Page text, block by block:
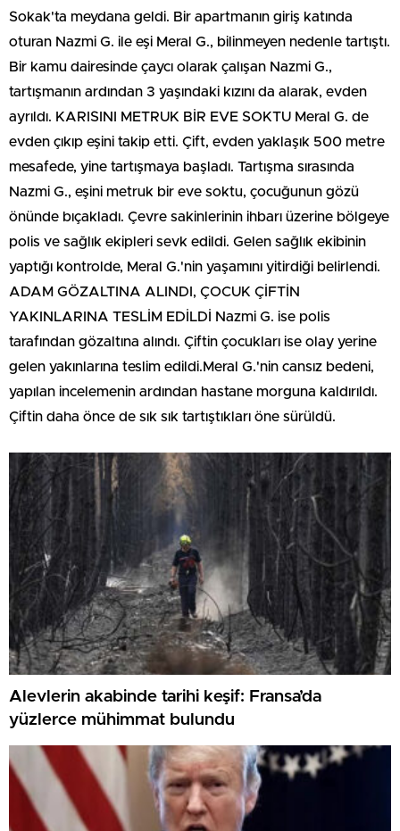
Sokak'ta meydana geldi. Bir apartmanın giriş katında
oturan Nazmi G. ile eşi Meral G., bilinmeyen nedenle tartıştı.
Bir kamu dairesinde çaycı olarak çalışan Nazmi G.,
tartışmanın ardından 3 yaşındaki kızını da alarak, evden
ayrıldı. KARISINI METRUK BİR EVE SOKTU Meral G. de
evden çıkıp eşini takip etti. Çift, evden yaklaşık 500 metre
mesafede, yine tartışmaya başladı. Tartışma sırasında
Nazmi G., eşini metruk bir eve soktu, çocuğunun gözü
önünde bıçakladı. Çevre sakinlerinin ihbarı üzerine bölgeye
polis ve sağlık ekipleri sevk edildi. Gelen sağlık ekibinin
yaptığı kontrolde, Meral G.'nin yaşamını yitirdiği belirlendi.
ADAM GÖZALTINA ALINDI, ÇOCUK ÇİFTİN
YAKINLARINA TESLİM EDİLDİ Nazmi G. ise polis
tarafından gözaltına alındı. Çiftin çocukları ise olay yerine
gelen yakınlarına teslim edildi.Meral G.'nin cansız bedeni,
yapılan incelemenin ardından hastane morguna kaldırıldı.
Çiftin daha önce de sık sık tartıştıkları öne sürüldü.
Alevlerin akabinde tarihi keşif: Fransa’da
yüzlerce mühimmat bulundu